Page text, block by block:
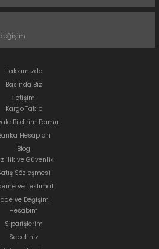
Hakkımızda
Basında Biz
İletişim
Kargo Takip
Bildirim Formu
Hesapları
Blog
ve Güvenlik
Sözleşmesi
ve Teslimat
ve Değişim
Hesabım
Siparişlerim
Sepetiniz